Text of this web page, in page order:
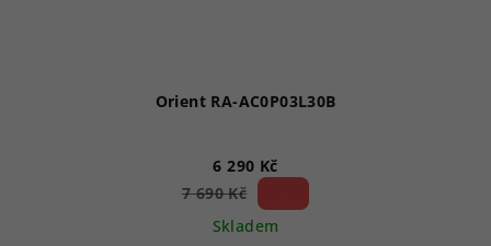
Orient RA-AC0P03L30B
6 290 Kč
7 690 Kč
Skladem